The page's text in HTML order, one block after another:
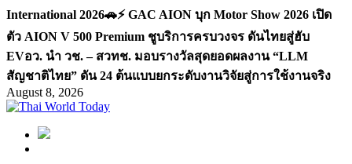
International 2026🚗⚡️ GAC AION บุก Motor Show 2026 เปิด
ตัว AION V 500 Premium ชูบริการครบวงจร ดันไทยสู่ฮับ
EVอว. นำ วช. – สวทช. มอบรางวัลสุดยอดผลงาน “LLM
สัญชาติไทย” ดัน 24 ต้นแบบยกระดับงานวิจัยสู่การใช้งานจริง
August 8, 2026